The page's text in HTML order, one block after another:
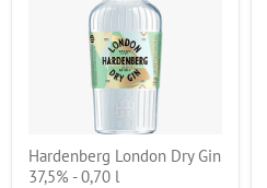
Hardenberg London Dry Gin
37,5% - 0,70 l